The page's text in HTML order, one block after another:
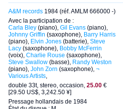
A&M records 1984 (réf. AMLM 666000 -)
Avec la participation de :
Carla Bley (piano), Gil Evans (piano),
Johnny Griffin (saxophone), Barry Harris
(piano), Elvin Jones (batterie), Steve
Lacy (saxophone), Bobby McFerrin
(voix), Charlie Rouse (saxophone),
Steve Swallow (basse), Randy Weston
(piano), John Zorn (saxophone), ¬
Various Artists,
double 33t, stereo, occasion, 25.00 €
[29.50 US$, 3,242.50 ¥]
Pressage hollandais de 1984